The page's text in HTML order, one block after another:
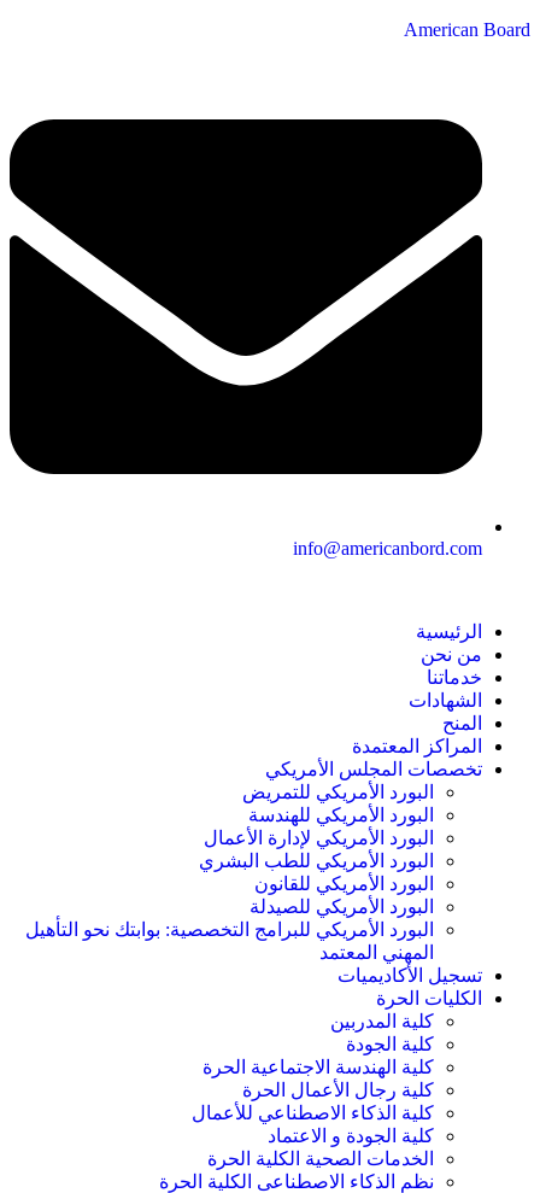
American Board
info@americanbord.com
الرئيسية
من نحن
خدماتنا
الشهادات
المنح
المراكز المعتمدة
تخصصات المجلس الأمريكي
البورد الأمريكي للتمريض
البورد الأمريكي للهندسة
البورد الأمريكي لإدارة الأعمال
البورد الأمريكي للطب البشري
البورد الأمريكي للقانون
البورد الأمريكي للصيدلة
البورد الأمريكي للبرامج التخصصية: بوابتك نحو التأهيل
المهني المعتمد
تسجيل الأكاديميات
الكليات الحرة
كلية المدربين
كلية الجودة
كلية الهندسة الاجتماعية الحرة
كلية رجال الأعمال الحرة
كلية الذكاء الاصطناعي للأعمال
كلية الجودة و الاعتماد
الخدمات الصحية الكلية الحرة
نظم الذكاء الاصطناعى الكلية الحرة